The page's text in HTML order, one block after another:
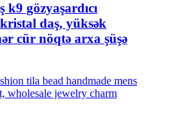
k9 gözyaşardıcı
daş, yüksək
cür nöqtə arxa şüşə